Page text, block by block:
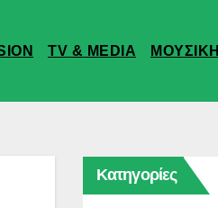
TV & MEDIA ΜΟΥΣΙΚΗ
Κατηγορίες